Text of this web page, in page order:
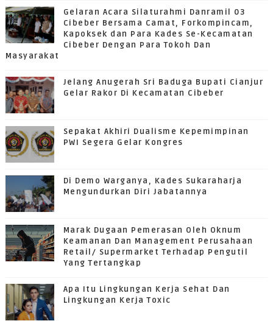
Gelaran Acara Silaturahmi Danramil 03
Cibeber Bersama Camat, Forkompincam,
Kapoksek dan Para Kades Se-Kecamatan
Cibeber Dengan Para Tokoh Dan
Masyarakat
Jelang Anugerah Sri Baduga Bupati Cianjur
Gelar Rakor Di Kecamatan Cibeber
Sepakat Akhiri Dualisme Kepemimpinan
PWI Segera Gelar Kongres
Di Demo Warganya, Kades Sukaraharja
Mengundurkan Diri Jabatannya
Marak Dugaan Pemerasan Oleh Oknum
Keamanan Dan Management Perusahaan
Retail/ Supermarket Terhadap Pengutil
Yang Tertangkap
Apa Itu Lingkungan Kerja Sehat Dan
Lingkungan Kerja Toxic